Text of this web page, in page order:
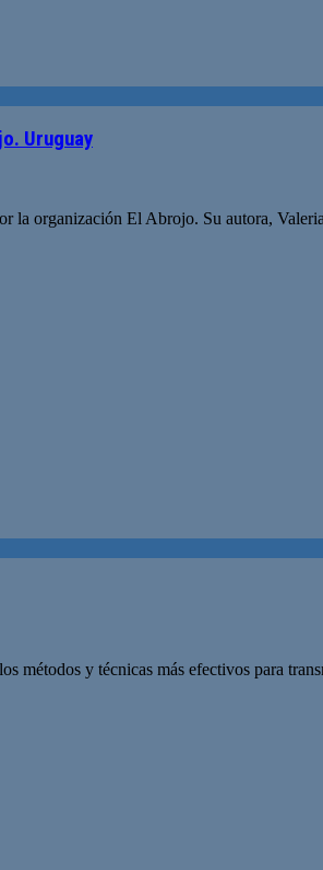
Uruguay
organización El Abrojo. Su autora,
y técnicas más efectivos para